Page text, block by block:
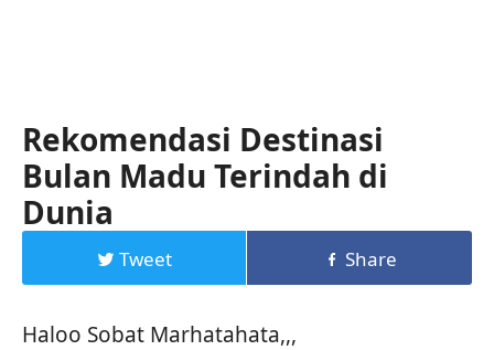
Rekomendasi Destinasi
Bulan Madu Terindah di
Dunia
Tweet Share
Haloo Sobat Marhatahata,,,